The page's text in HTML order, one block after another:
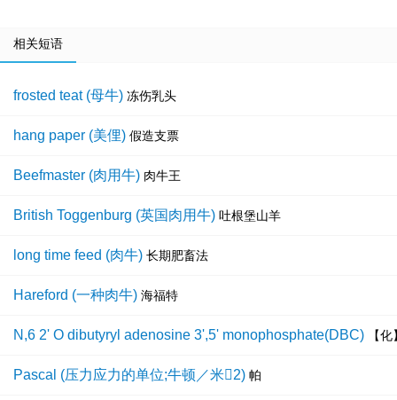
相关短语
frosted teat (母牛) 冻伤乳头
hang paper (美俚) 假造支票
Beefmaster (肉用牛) 肉牛王
British Toggenburg (英国肉用牛) 吐根堡山羊
long time feed (肉牛) 长期肥畜法
Hareford (一种肉牛) 海福特
N,6 2' O dibutyryl adenosine 3',5' monophosphate(DBC) 【
Pascal (压力应力的单位;牛顿／米2) 帕